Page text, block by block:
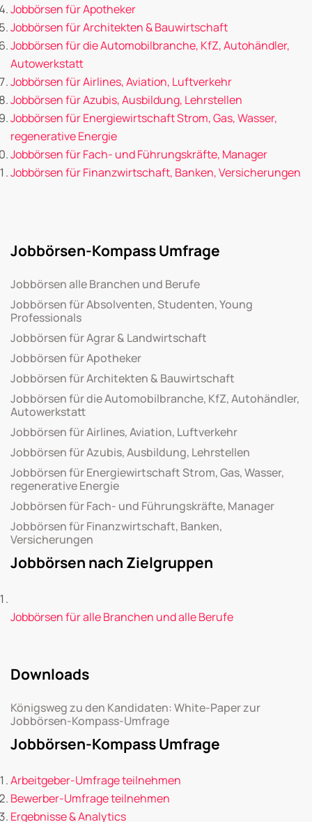
Jobbörsen für Apotheker
Jobbörsen für Architekten & Bauwirtschaft
Jobbörsen für die Automobilbranche, KfZ, Autohändler,
Autowerkstatt
Jobbörsen für Airlines, Aviation, Luftverkehr
Jobbörsen für Azubis, Ausbildung, Lehrstellen
Jobbörsen für Energiewirtschaft Strom, Gas, Wasser,
regenerative Energie
Jobbörsen für Fach- und Führungskräfte, Manager
Jobbörsen für Finanzwirtschaft, Banken, Versicherungen
Jobbörsen-Kompass Umfrage
Jobbörsen alle Branchen und Berufe
Jobbörsen für Absolventen, Studenten, Young
Professionals
Jobbörsen für Agrar & Landwirtschaft
Jobbörsen für Apotheker
Jobbörsen für Architekten & Bauwirtschaft
Jobbörsen für die Automobilbranche, KfZ, Autohändler,
Autowerkstatt
Jobbörsen für Airlines, Aviation, Luftverkehr
Jobbörsen für Azubis, Ausbildung, Lehrstellen
Jobbörsen für Energiewirtschaft Strom, Gas, Wasser,
regenerative Energie
Jobbörsen für Fach- und Führungskräfte, Manager
Jobbörsen für Finanzwirtschaft, Banken,
Versicherungen
Jobbörsen nach Zielgruppen
Jobbörsen für alle Branchen und alle Berufe
Downloads
Königsweg zu den Kandidaten: White-Paper zur
Jobbörsen-Kompass-Umfrage
Jobbörsen-Kompass Umfrage
Arbeitgeber-Umfrage teilnehmen
Bewerber-Umfrage teilnehmen
Ergebnisse & Analytics